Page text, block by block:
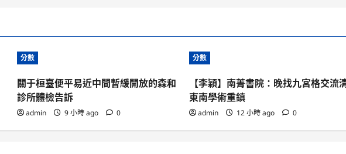
分數
關于桓臺便平易近中間暫緩開放的森和
診所體檢告訴
admin 9 小時 ago 0
分數
【李穎】南菁書院：晚找九宮格交流
東南學術重鎮
admin 12 小時 ago 0